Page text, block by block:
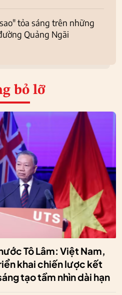
tỏa sáng trên những
Quảng Ngãi
bỏ lỡ
Tô Lâm: Việt Nam,
khai chiến lược kết
tạo tầm nhìn dài hạn